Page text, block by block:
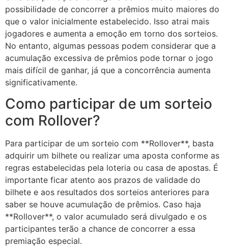
possibilidade de concorrer a prêmios muito maiores do
que o valor inicialmente estabelecido. Isso atrai mais
jogadores e aumenta a emoção em torno dos sorteios.
No entanto, algumas pessoas podem considerar que a
acumulação excessiva de prêmios pode tornar o jogo
mais difícil de ganhar, já que a concorrência aumenta
significativamente.
Como participar de um sorteio
com Rollover?
Para participar de um sorteio com **Rollover**, basta
adquirir um bilhete ou realizar uma aposta conforme as
regras estabelecidas pela loteria ou casa de apostas. É
importante ficar atento aos prazos de validade do
bilhete e aos resultados dos sorteios anteriores para
saber se houve acumulação de prêmios. Caso haja
**Rollover**, o valor acumulado será divulgado e os
participantes terão a chance de concorrer a essa
premiação especial.